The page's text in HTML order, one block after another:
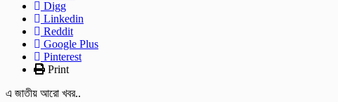
Digg
Linkedin
Reddit
Google Plus
Pinterest
Print
এ জাতীয় আরো খবর..